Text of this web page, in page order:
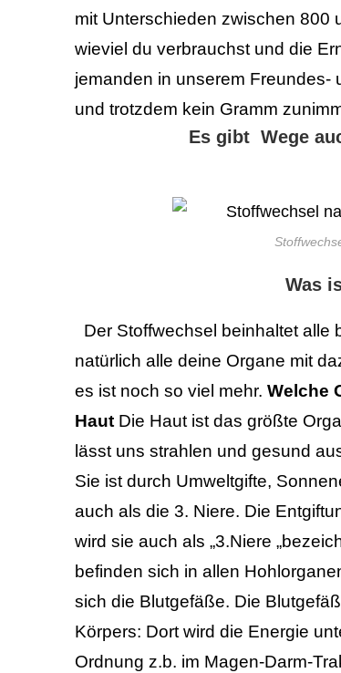
mit Unterschieden zwischen 800
wieviel du verbrauchst und die
jemanden in unserem Freundes-
und trotzdem kein Gramm
Es gibt Wege
Was
Der Stoffwechsel beinhaltet alle
natürlich alle deine Organe mit
es ist noch so viel mehr. Welche
Haut Die Haut ist das größte
lässt uns strahlen und gesund
Sie ist durch Umweltgifte,
auch als die 3. Niere. Die
wird sie auch als „3.Niere
befinden sich in allen
sich die Blutgefäße. Die
Körpers: Dort wird die Energie
Ordnung z.b. im Magen-Darm-